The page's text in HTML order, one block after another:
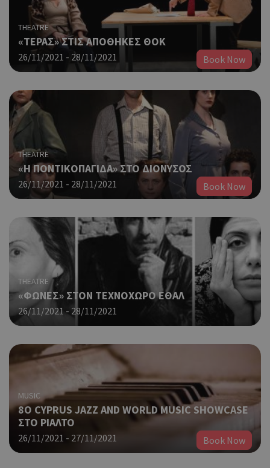
THEATRE
«ΤΕΡΑΣ» ΣΤΙΣ ΑΠΟΘΗΚΕΣ ΘΟΚ
26/11/2021 - 28/11/2021 Book Now
THEATRE
«Η ΠΟΝΤΙΚΟΠΑΓΙΔΑ» ΣΤΟ ΔΙΟΝΥΣΟΣ
26/11/2021 - 28/11/2021 Book Now
THEATRE
«ΦΩΝΕΣ» ΣΤΟΝ ΤΕΧΝΟΧΩΡΟ ΕΘΑΛ
26/11/2021 - 28/11/2021
MUSIC
8Ο CYPRUS JAZZ AND WORLD MUSIC SHOWCASE
ΣΤΟ ΡΙΑΛΤΟ
26/11/2021 - 27/11/2021 Book Now